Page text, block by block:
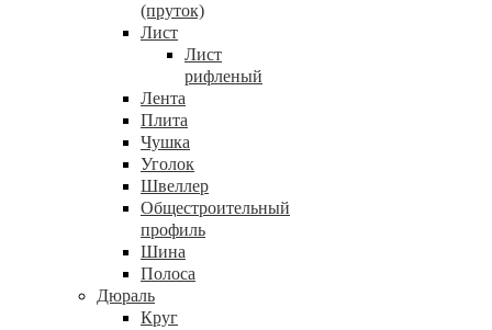
(пруток)
Лист
Лист
рифленый
Лента
Плита
Чушка
Уголок
Швеллер
Общестроительный
профиль
Шина
Полоса
Дюраль
Круг